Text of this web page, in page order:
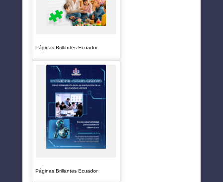
Páginas Brillantes Ecuador
Páginas Brillantes Ecuador